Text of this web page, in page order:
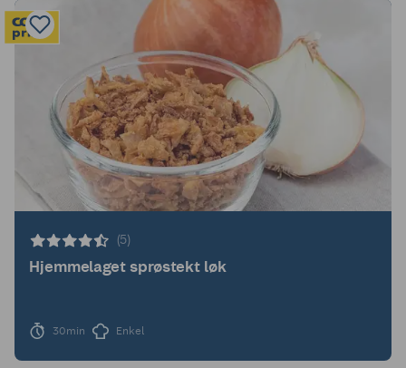
(5)
Hjemmelaget sprøstekt løk
30min Enkel